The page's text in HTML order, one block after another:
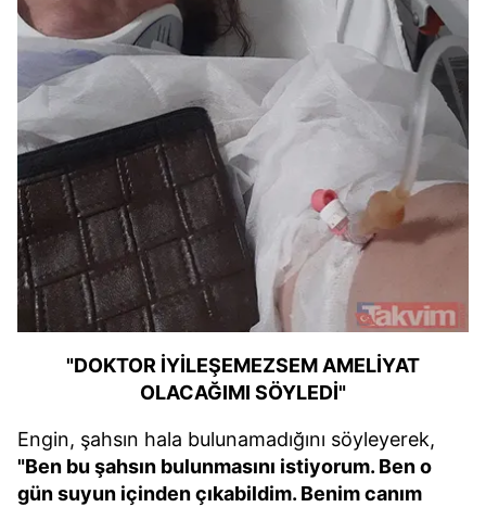
"DOKTOR İYİLEŞEMEZSEM AMELİYAT
OLACAĞIMI SÖYLEDİ"
Engin, şahsın hala bulunamadığını söyleyerek,
"Ben bu şahsın bulunmasını istiyorum. Ben o
gün suyun içinden çıkabildim. Benim canım